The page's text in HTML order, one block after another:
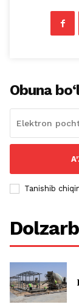
Obuna
Tanishib